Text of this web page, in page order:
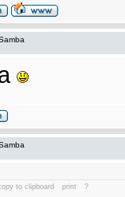
to clipboard print ?